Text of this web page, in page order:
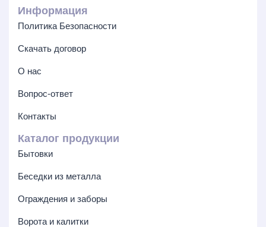
Информация
Политика Безопасности
Скачать договор
О нас
Вопрос-ответ
Контакты
Каталог продукции
Бытовки
Беседки из металла
Ограждения и заборы
Ворота и калитки